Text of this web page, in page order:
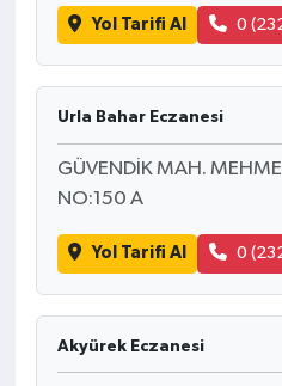
Yol Tarifi Al 0
Urla Bahar Eczanesi
GÜVENDİK MAH.
NO:150 A
Yol Tarifi Al 0
Akyürek Eczanesi